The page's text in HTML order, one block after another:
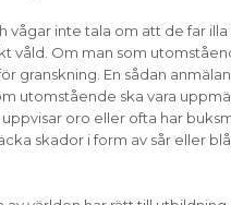
vågar inte tala om att de far
våld. Om man som
granskning. En sådan
utomstående ska vara
oro eller ofta har
skador i form av sår eller